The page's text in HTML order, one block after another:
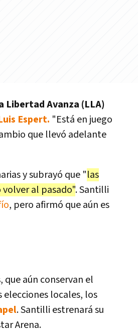
Libertad Avanza (LLA)
Espert. "Está en juego
que llevó adelante
y subrayó que "las
al pasado". Santilli
, pero afirmó que aún es
aún conservan el
locales, los
. Santilli estrenará su
Arena.